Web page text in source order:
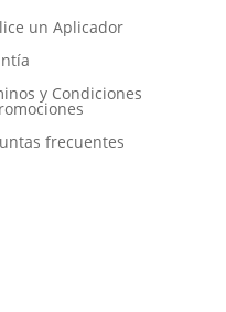
un Aplicador
y Condiciones
frecuentes